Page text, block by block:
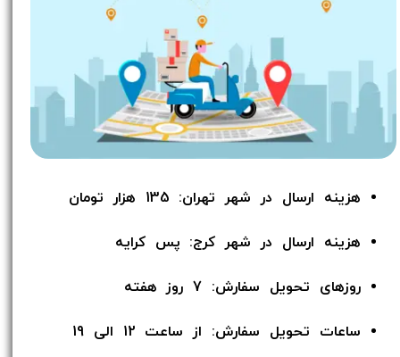
هزینه ارسال در شهر تهران: 135 هزار تومان
هزینه ارسال در شهر کرج: پس کرایه
روزهای تحویل سفارش: 7 روز هفته
ساعات تحویل سفارش: از ساعت 12 الی 19